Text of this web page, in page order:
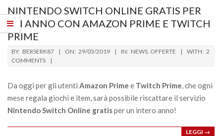
NINTENDO SWITCH ONLINE GRATIS PER
UN ANNO CON AMAZON PRIME E TWITCH
PRIME
2019-
03-
BY: BERSERK87 ON: 29/03/2019 IN: NEWS OFFERTE WITH: 2
COMMENTS
Da oggi per gli utenti Amazon Prime e Twitch Prime, che ogni
mese regala giochi e item, sarà possibile riscattare il servizio
Nintendo Switch Online gratisper un intero anno!
LEGGI →